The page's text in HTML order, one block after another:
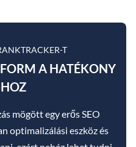
T
A HATÉKONY
mögött egy erős SEO
optimalizálási eszköz és